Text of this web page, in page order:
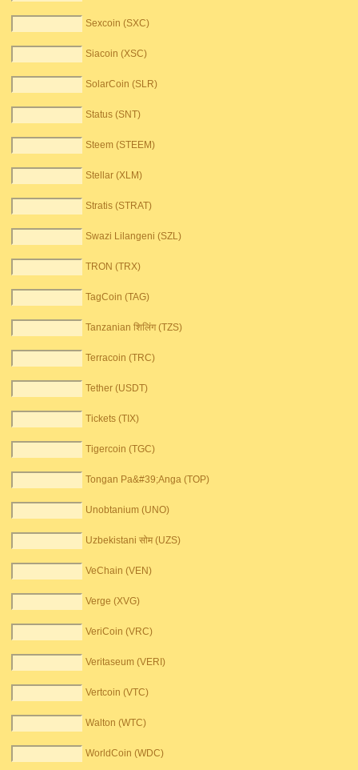
Sexcoin (SXC)
Siacoin (XSC)
SolarCoin (SLR)
Status (SNT)
Steem (STEEM)
Stellar (XLM)
Stratis (STRAT)
Swazi Lilangeni (SZL)
TRON (TRX)
TagCoin (TAG)
Tanzanian शिलिंग (TZS)
Terracoin (TRC)
Tether (USDT)
Tickets (TIX)
Tigercoin (TGC)
Tongan Pa&#39;Anga (TOP)
Unobtanium (UNO)
Uzbekistani सोम (UZS)
VeChain (VEN)
Verge (XVG)
VeriCoin (VRC)
Veritaseum (VERI)
Vertcoin (VTC)
Walton (WTC)
WorldCoin (WDC)